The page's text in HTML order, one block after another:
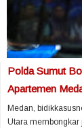
Polda Sumut
Apartemen
Medan,
Utara membongkar